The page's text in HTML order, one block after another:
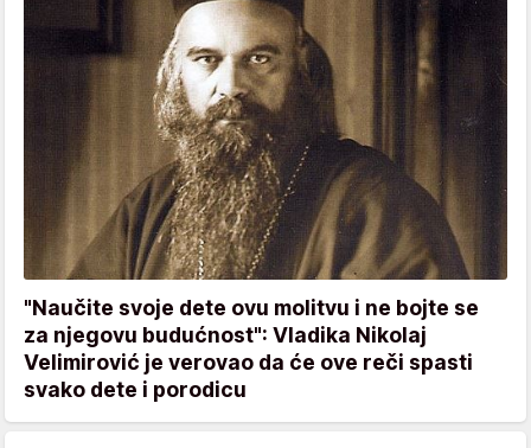
"Naučite svoje dete ovu molitvu i ne bojte se
za njegovu budućnost": Vladika Nikolaj
Velimirović je verovao da će ove reči spasti
svako dete i porodicu